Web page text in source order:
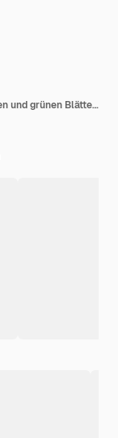
Frische rote Apfelfrucht mit geschnittenen und grünen Blättern lokalisiert auf weißem Hintergrund